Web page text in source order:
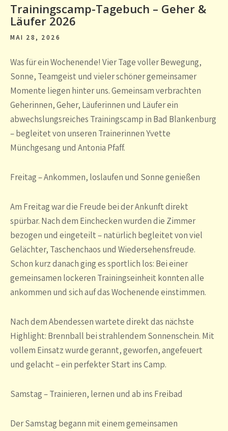
Trainingscamp-Tagebuch – Geher &
Läufer 2026
MAI 28, 2026
Was für ein Wochenende! Vier Tage voller Bewegung,
Sonne, Teamgeist und vieler schöner gemeinsamer
Momente liegen hinter uns. Gemeinsam verbrachten
Geherinnen, Geher, Läuferinnen und Läufer ein
abwechslungsreiches Trainingscamp in Bad Blankenburg
– begleitet von unseren Trainerinnen Yvette
Münchgesang und Antonia Pfaff.
Freitag – Ankommen, loslaufen und Sonne genießen
Am Freitag war die Freude bei der Ankunft direkt
spürbar. Nach dem Einchecken wurden die Zimmer
bezogen und eingeteilt – natürlich begleitet von viel
Gelächter, Taschenchaos und Wiedersehensfreude.
Schon kurz danach ging es sportlich los: Bei einer
gemeinsamen lockeren Trainingseinheit konnten alle
ankommen und sich auf das Wochenende einstimmen.
Nach dem Abendessen wartete direkt das nächste
Highlight: Brennball bei strahlendem Sonnenschein. Mit
vollem Einsatz wurde gerannt, geworfen, angefeuert
und gelacht – ein perfekter Start ins Camp.
Samstag – Trainieren, lernen und ab ins Freibad
Der Samstag begann mit einem gemeinsamen